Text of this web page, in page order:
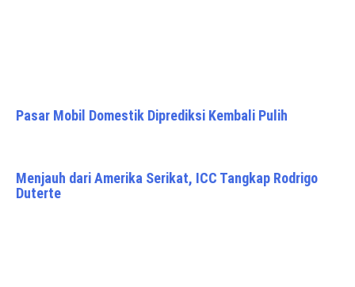
Pasar Mobil Domestik Diprediksi Kembali Pulih
Menjauh dari Amerika Serikat, ICC Tangkap Rodrigo
Duterte